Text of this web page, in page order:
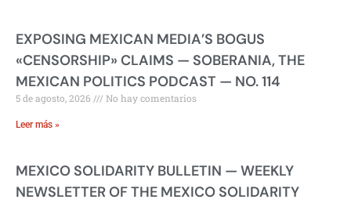
EXPOSING MEXICAN MEDIA’S BOGUS
«CENSORSHIP» CLAIMS — SOBERANIA, THE
MEXICAN POLITICS PODCAST — NO. 114
5 de agosto, 2026 No hay comentarios
Leer más »
MEXICO SOLIDARITY BULLETIN — WEEKLY
NEWSLETTER OF THE MEXICO SOLIDARITY